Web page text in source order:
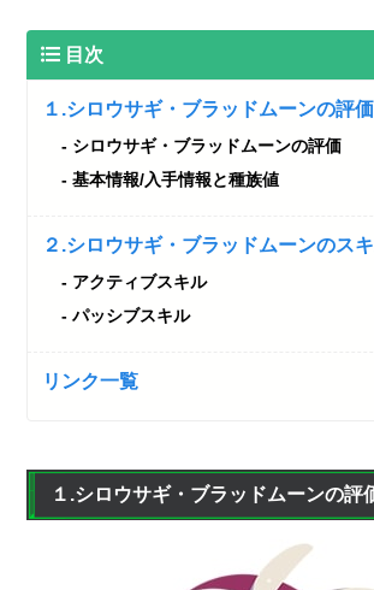
目次
１.シロウサギ・ブラッドムーンの評
シロウサギ・ブラッドムーンの評価
基本情報/入手情報と種族値
２.シロウサギ・ブラッドムーンのス
アクティブスキル
パッシブスキル
リンク一覧
１.シロウサギ・ブラッドムーンの評